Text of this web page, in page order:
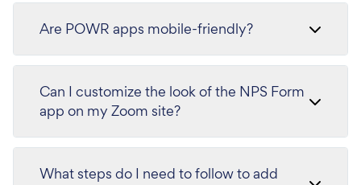
Are POWR apps mobile-friendly?
Can I customize the look of the NPS Form
app on my Zoom site?
What steps do I need to follow to add